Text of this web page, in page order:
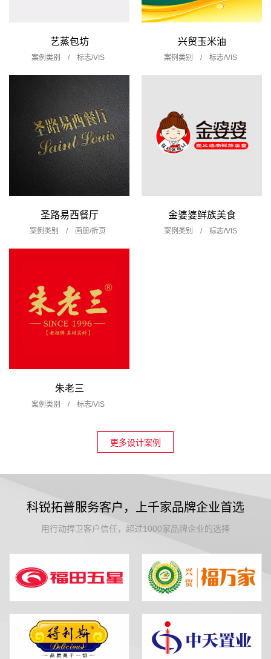
艺蒸包坊
案例类别 / 标志/VIS
兴贸玉米油
案例类别 / 标志/VIS
圣路易西餐厅
案例类别 / 画册/折页
金婆婆鲜族美食
案例类别 / 标志/VIS
朱老三
案例类别 / 标志/VIS
更多设计案例
科锐拓普服务客户，上千家品牌企业首选
用行动捍卫客户信任，超过1000家品牌企业的选择